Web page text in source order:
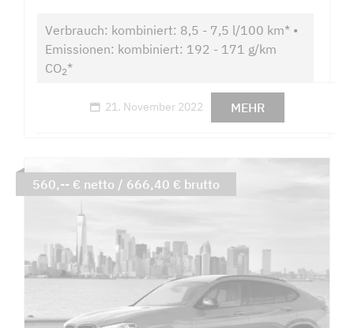
Verbrauch: kombiniert: 8,5 - 7,5 l/100 km* •
Emissionen: kombiniert: 192 - 171 g/km
CO2*
21. November 2022 MEHR
560,-- € netto / 666,40 € brutto